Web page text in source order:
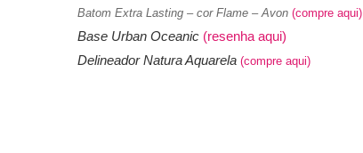
Batom Extra Lasting – cor Flame – Avon (compre aqui)
Base Urban Oceanic (resenha aqui)
Delineador Natura Aquarela (compre aqui)